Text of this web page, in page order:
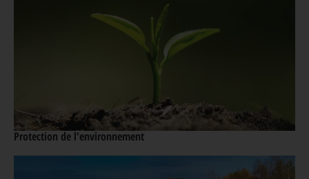
Protection de l'environnement